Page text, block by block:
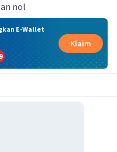
nol
E-Wallet
Klaim